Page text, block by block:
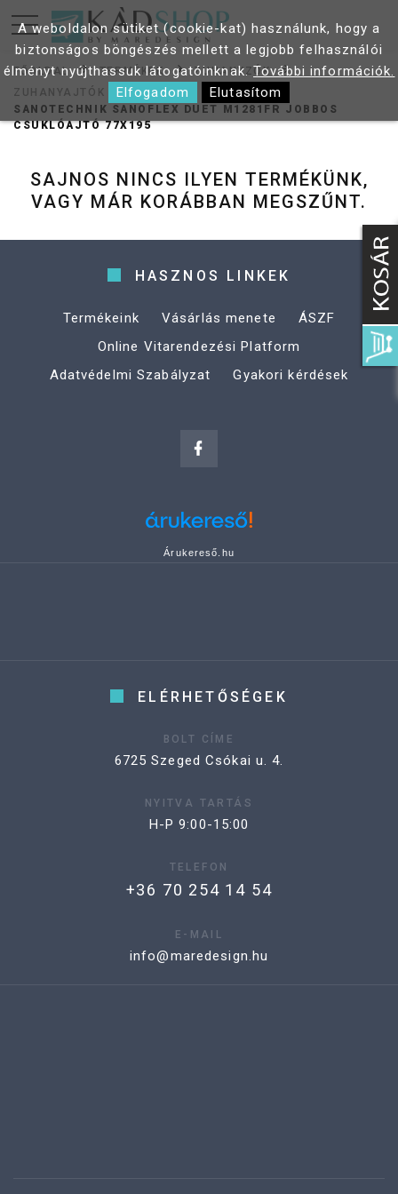
FŐOLDAL TERMÉKEK
ZUHANYZÓK
ZUHANYAJTÓK
SANOTECHNIK SANOFLEX DUET M1281FR JOBBOS
CSUKLÓAJTÓ 77X195
SAJNOS NINCS ILYEN TERMÉKÜNK,
VAGY MÁR KORÁBBAN MEGSZŰNT.
HASZNOS LINKEK
Termékeink Vásárlás menete
ÁSZF
Online Vitarendezési Platform
Adatvédelmi Szabályzat
Gyakori kérdések
Árukereső.hu
ELÉRHETŐSÉGEK
BOLT CÍME
6725 Szeged Csókai u. 4.
NYITVA TARTÁS
H-P 9:00-15:00
TELEFON
+36 70 254 14 54
E-MAIL
info@maredesign.hu
A weboldalon sütiket (cookie-kat) használunk, hogy a
biztonságos böngészés mellett a legjobb felhasználói
élményt nyújthassuk látogatóinknak.További információk.
Elfogadom
Elutasítom